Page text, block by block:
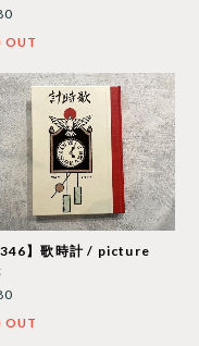
OUT
】歌時計 / picture
OUT